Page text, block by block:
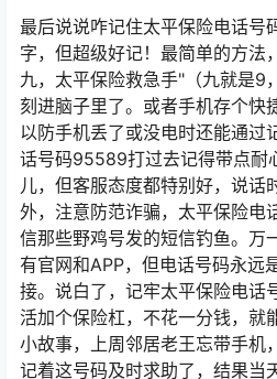
最后说说咋记住太平保险电话
字，但超级好记！最简单的方法
九，太平保险救急手"（九就是9
刻进脑子里了。或者手机存个快
以防手机丢了或没电时还能通过
话号码95589打过去记得带点耐
儿，但客服态度都特别好，说话
外，注意防范诈骗，太平保险电
信那些野鸡号发的短信钓鱼。万
有官网和APP，但电话号码永远
接。说白了，记牢太平保险电话
活加个保险杠，不花一分钱，就
小故事，上周邻居老王忘带手机
记着这号码及时求助了，结果当